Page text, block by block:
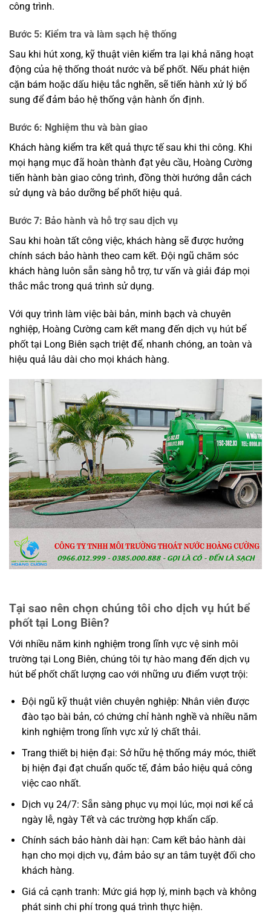
công trình.
Bước 5: Kiểm tra và làm sạch hệ thống
Sau khi hút xong, kỹ thuật viên kiểm tra lại khả năng hoạt
động của hệ thống thoát nước và bể phốt. Nếu phát hiện
cặn bám hoặc dấu hiệu tắc nghẽn, sẽ tiến hành xử lý bổ
sung để đảm bảo hệ thống vận hành ổn định.
Bước 6: Nghiệm thu và bàn giao
Khách hàng kiểm tra kết quả thực tế sau khi thi công. Khi
mọi hạng mục đã hoàn thành đạt yêu cầu, Hoàng Cường
tiến hành bàn giao công trình, đồng thời hướng dẫn cách
sử dụng và bảo dưỡng bể phốt hiệu quả.
Bước 7: Bảo hành và hỗ trợ sau dịch vụ
Sau khi hoàn tất công việc, khách hàng sẽ được hưởng
chính sách bảo hành theo cam kết. Đội ngũ chăm sóc
khách hàng luôn sẵn sàng hỗ trợ, tư vấn và giải đáp mọi
thắc mắc trong quá trình sử dụng.
Với quy trình làm việc bài bản, minh bạch và chuyên
nghiệp, Hoàng Cường cam kết mang đến dịch vụ hút bể
phốt tại Long Biên sạch triệt để, nhanh chóng, an toàn và
hiệu quả lâu dài cho mọi khách hàng.
Tại sao nên chọn chúng tôi cho dịch vụ hút bể
phốt tại Long Biên?
Với nhiều năm kinh nghiệm trong lĩnh vực vệ sinh môi
trường tại Long Biên, chúng tôi tự hào mang đến dịch vụ
hút bể phốt chất lượng cao với những ưu điểm vượt trội:
Đội ngũ kỹ thuật viên chuyên nghiệp: Nhân viên được
đào tạo bài bản, có chứng chỉ hành nghề và nhiều năm
kinh nghiệm trong lĩnh vực xử lý chất thải.
Trang thiết bị hiện đại: Sở hữu hệ thống máy móc, thiết
bị hiện đại đạt chuẩn quốc tế, đảm bảo hiệu quả công
việc cao nhất.
Dịch vụ 24/7: Sẵn sàng phục vụ mọi lúc, mọi nơi kể cả
ngày lễ, ngày Tết và các trường hợp khẩn cấp.
Chính sách bảo hành dài hạn: Cam kết bảo hành dài
hạn cho mọi dịch vụ, đảm bảo sự an tâm tuyệt đối cho
khách hàng.
Giá cả cạnh tranh: Mức giá hợp lý, minh bạch và không
phát sinh chi phí trong quá trình thực hiện.